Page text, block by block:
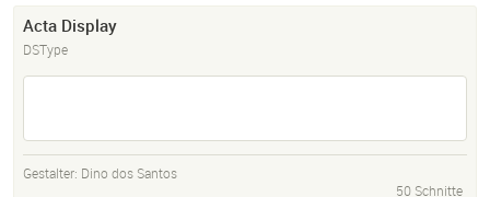
Acta Display
DSType
Gestalter: Dino dos Santos
50 Schnitte